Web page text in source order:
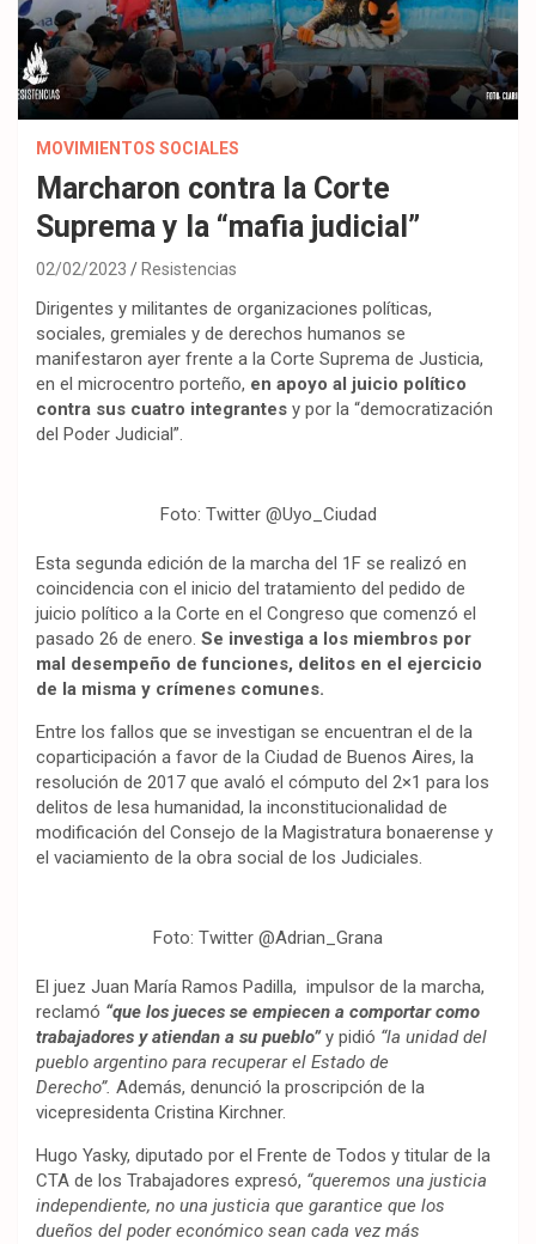
MOVIMIENTOS SOCIALES
Marcharon contra la Corte
Suprema y la “mafia judicial”
02/02/2023 Resistencias
Dirigentes y militantes de organizaciones políticas,
sociales, gremiales y de derechos humanos se
manifestaron ayer frente a la Corte Suprema de Justicia,
en el microcentro porteño, en apoyo al juicio político
contra sus cuatro integrantes y por la “democratización
del Poder Judicial”.
Foto: Twitter @Uyo_Ciudad
Esta segunda edición de la marcha del 1F se realizó en
coincidencia con el inicio del tratamiento del pedido de
juicio político a la Corte en el Congreso que comenzó el
pasado 26 de enero. Se investiga a los miembros por
mal desempeño de funciones, delitos en el ejercicio
de la misma y crímenes comunes.
Entre los fallos que se investigan se encuentran el de la
coparticipación a favor de la Ciudad de Buenos Aires, la
resolución de 2017 que avaló el cómputo del 2×1 para los
delitos de lesa humanidad, la inconstitucionalidad de
modificación del Consejo de la Magistratura bonaerense y
el vaciamiento de la obra social de los Judiciales.
Foto: Twitter @Adrian_Grana
El juez Juan María Ramos Padilla, impulsor de la marcha,
reclamó “que los jueces se empiecen a comportar como
trabajadores y atiendan a su pueblo” y pidió “la unidad del
pueblo argentino para recuperar el Estado de
Derecho”. Además, denunció la proscripción de la
vicepresidenta Cristina Kirchner.
Hugo Yasky, diputado por el Frente de Todos y titular de la
CTA de los Trabajadores expresó, “queremos una justicia
independiente, no una justicia que garantice que los
dueños del poder económico sean cada vez más